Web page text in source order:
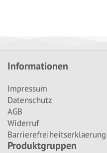
Informationen
Impressum
Datenschutz
AGB
Widerruf
Barrierefreiheitserklaerung
Produktgruppen